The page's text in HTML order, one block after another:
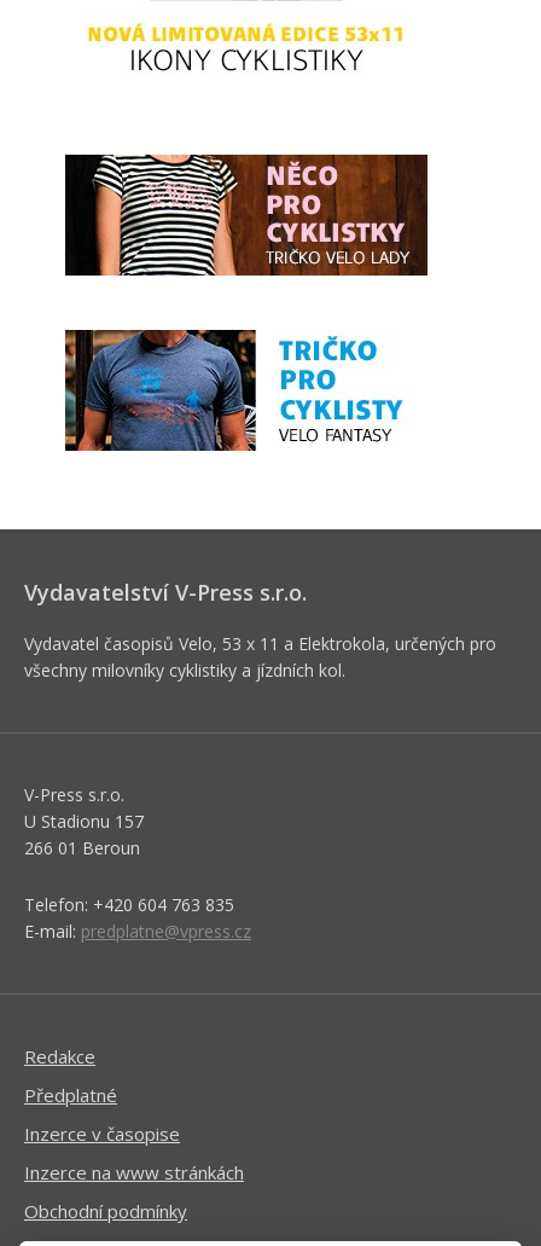
Vydavatelství V-Press s.r.o.
Vydavatel časopisů Velo, 53 x 11 a Elektrokola, určených pro
všechny milovníky cyklistiky a jízdních kol.
V-Press s.r.o.
U Stadionu 157
266 01 Beroun
Telefon: +420 604 763 835
E-mail: predplatne@vpress.cz
Redakce
Předplatné
Inzerce v časopise
Inzerce na www stránkách
Obchodní podmínky